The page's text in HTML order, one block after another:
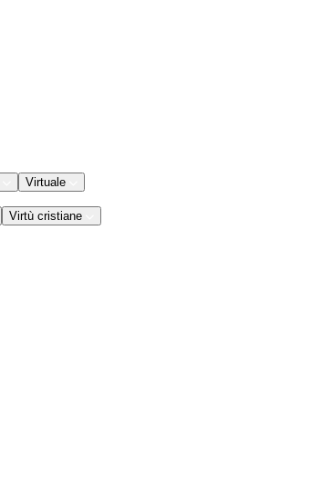
Virtuale
Virtù cristiane